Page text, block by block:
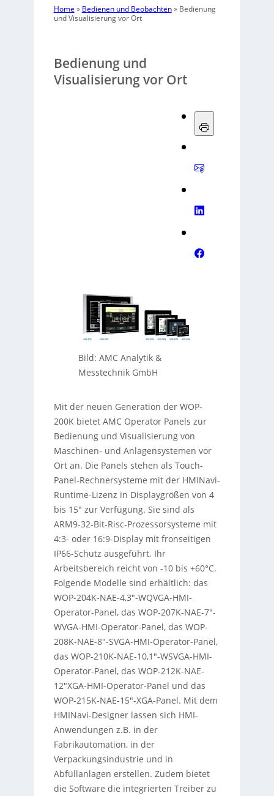
Home » Bedienen und Beobachten» Bedienung
und Visualisierung vor Ort
Bedienung und
Visualisierung vor Ort
Bild: AMC Analytik &
Messtechnik GmbH
Mit der neuen Generation der WOP-
200K bietet AMC Operator Panels zur
Bedienung und Visualisierung von
Maschinen- und Anlagensystemen vor
Ort an. Die Panels stehen als Touch-
Panel-Rechnersysteme mit der HMINavi-
Runtime-Lizenz in Displaygrößen von 4
bis 15″ zur Verfügung. Sie sind als
ARM9-32-Bit-Risc-Prozessorsysteme mit
4:3- oder 16:9-Display mit fronseitigen
IP66-Schutz ausgeführt. Ihr
Arbeitsbereich reicht von -10 bis +60°C.
Folgende Modelle sind erhältlich: das
WOP-204K-NAE-4,3″-WQVGA-HMI-
Operator-Panel, das WOP-207K-NAE-7″-
WVGA-HMI-Operator-Panel, das WOP-
208K-NAE-8″-SVGA-HMI-Operator-Panel,
das WOP-210K-NAE-10,1″-WSVGA-HMI-
Operator-Panel, das WOP-212K-NAE-
12″XGA-HMI-Operator-Panel und das
WOP-215K-NAE-15″-XGA-Panel. Mit dem
HMINavi-Designer lassen sich HMI-
Anwendungen z.B. in der
Fabrikautomation, in der
Verpackungsindustrie und in
Abfüllanlagen erstellen. Zudem bietet
die Software die integrierten Treiber zu